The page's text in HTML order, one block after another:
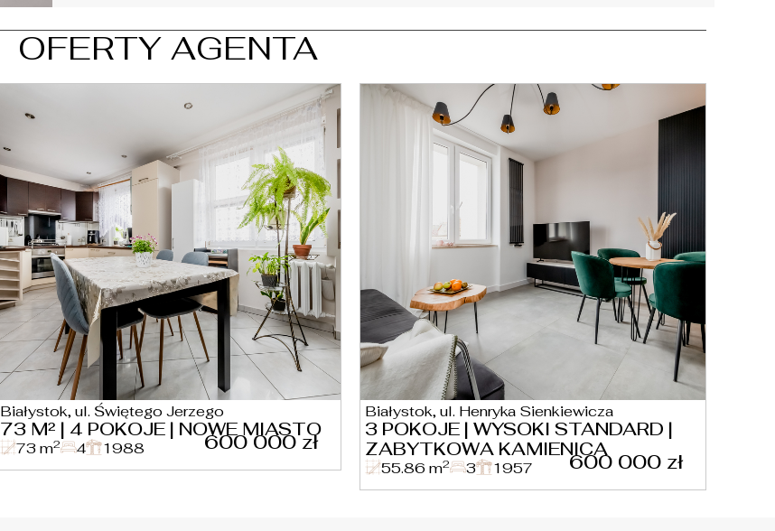
OFERTY AGENTA
Białystok, ul. Świętego Jerzego
73 M² | 4 POKOJE | NOWE MIASTO
73 m2 4 1988 600 000 zł
Białystok, ul. Henryka Sienkiewicza
3 POKOJE | WYSOKI STANDARD |
ZABYTKOWA KAMIENICA
55.86 m2 3 1957 600 000 zł